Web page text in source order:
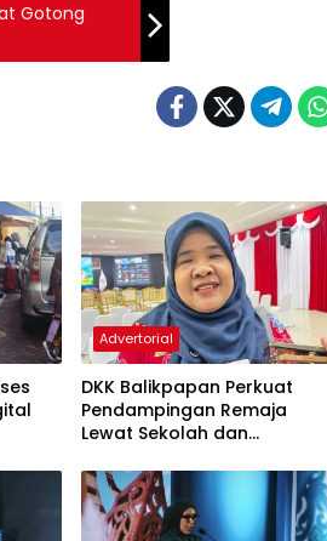
Gotong
Advertorial
DKK Balikpapan Perkuat
Pendampingan Remaja
Lewat Sekolah dan